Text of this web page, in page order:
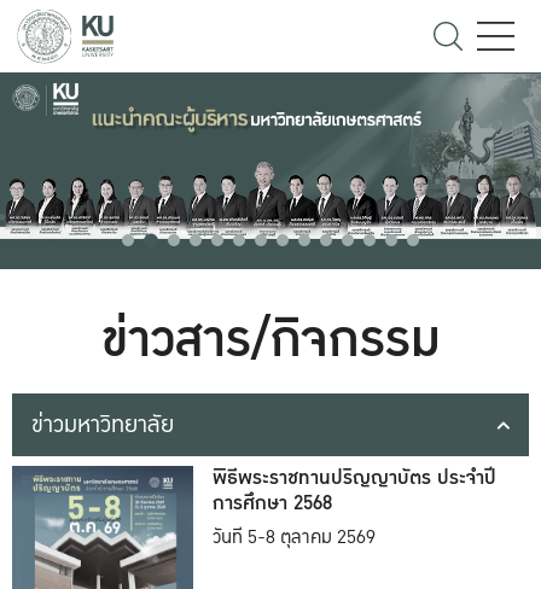
ข่าวสาร/กิจกรรม
ข่าวมหาวิทยาลัย
พิธีพระราชทานปริญญาบัตร ประจำปี
การศึกษา 2568
วันที่ 5-8 ตุลาคม 2569